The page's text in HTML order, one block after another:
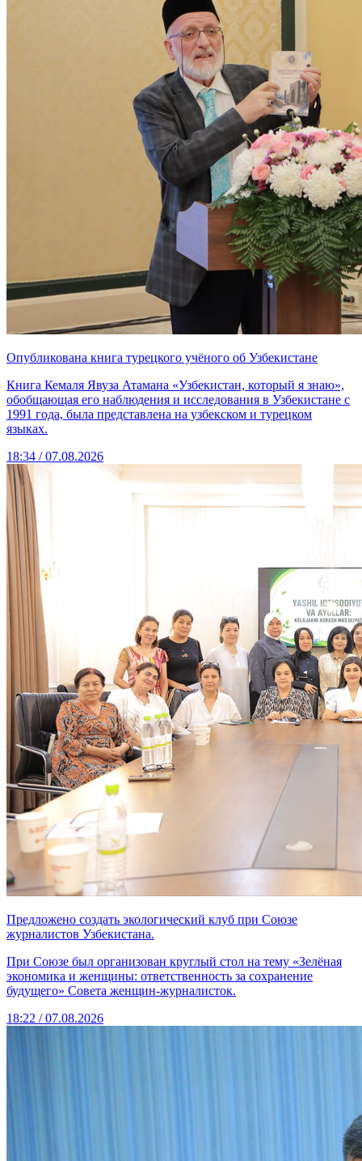
Опубликована книга турецкого учёного об Узбекистане
Книга Кемаля Явуза Атамана «Узбекистан, который я знаю»,
обобщающая его наблюдения и исследования в Узбекистане с
1991 года, была представлена на узбекском и турецком
языках.
18:34 / 07.08.2026
Предложено создать экологический клуб при Союзе
журналистов Узбекистана.
При Союзе был организован круглый стол на тему «Зелёная
экономика и женщины: ответственность за сохранение
будущего» Совета женщин-журналисток.
18:22 / 07.08.2026